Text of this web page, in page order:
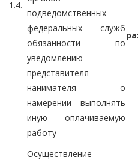
1.4.
подведомственных
федеральных служб
обязанности по
уведомлению
представителя
нанимателя о
намерении выполнять
иную оплачиваемую
работу
Осуществление